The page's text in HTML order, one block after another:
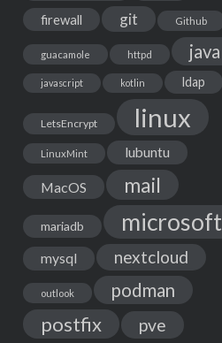
firewall git Github
guacamole httpd java
javascript kotlin ldap
LetsEncrypt linux
LinuxMint lubuntu
MacOS mail
mariadb microsoft
mysql nextcloud
outlook podman
postfix pve